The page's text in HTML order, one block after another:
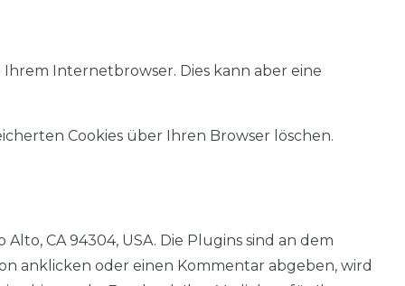
Ihrem Internetbrowser. Dies kann aber eine
Cookies über Ihren Browser löschen.
CA 94304, USA. Die Plugins sind an dem
anklicken oder einen Kommentar abgeben, wird